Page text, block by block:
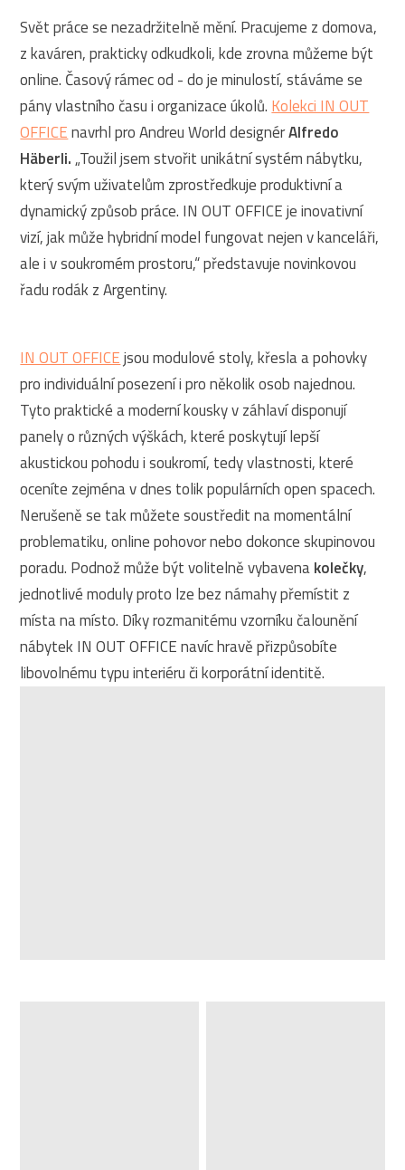
Svět práce se nezadržitelně mění. Pracujeme z domova,
z kaváren, prakticky odkudkoli, kde zrovna můžeme být
online. Časový rámec od - do je minulostí, stáváme se
pány vlastního času i organizace úkolů.Kolekci IN OUT
OFFICEnavrhl pro Andreu World designérAlfredo
Häberli.„Toužil jsem stvořit unikátní systém nábytku,
který svým uživatelům zprostředkuje produktivní a
dynamický způsob práce. IN OUT OFFICE je inovativní
vizí, jak může hybridní model fungovat nejen v kanceláři,
ale i v soukromém prostoru,“ představuje novinkovou
řadu rodák z Argentiny.
IN OUT OFFICEjsou modulové stoly, křesla a pohovky
pro individuální posezení i pro několik osob najednou.
Tyto praktické a moderní kousky v záhlaví disponují
panely o různých výškách, které poskytují lepší
akustickou pohodu i soukromí, tedy vlastnosti, které
oceníte zejména v dnes tolik populárních open spacech.
Nerušeně se tak můžete soustředit na momentální
problematiku, online pohovor nebo dokonce skupinovou
poradu. Podnož může být volitelně vybavenakolečky,
jednotlivé moduly proto lze bez námahy přemístit z
místa na místo. Díky rozmanitému vzorníku čalounění
nábytek IN OUT OFFICE navíc hravě přizpůsobíte
libovolnému typu interiéru či korporátní identitě.